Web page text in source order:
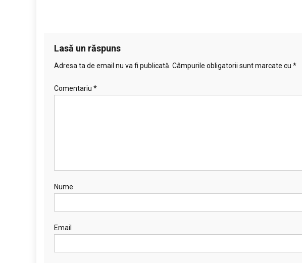
Lasă un răspuns
Adresa ta de email nu va fi publicată. Câmpurile obligatorii sunt marcate cu *
Comentariu *
Nume
Email